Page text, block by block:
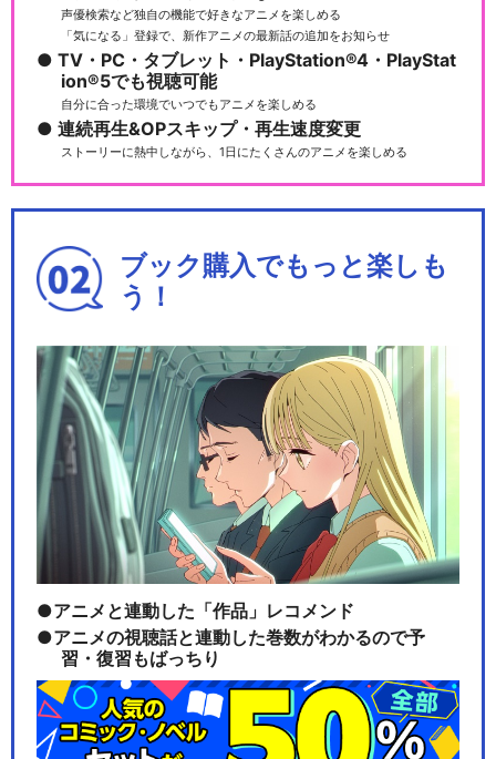
声優検索など独自の機能で好きなアニメを楽しめる
「気になる」登録で、新作アニメの最新話の追加をお知らせ
TV・PC・タブレット・PlayStation®4・PlayStat
ion®5でも視聴可能
自分に合った環境でいつでもアニメを楽しめる
連続再生&OPスキップ・再生速度変更
ストーリーに熱中しながら、1日にたくさんのアニメを楽しめる
ブック購入でもっと楽しも
う！
アニメと連動した「作品」レコメンド
アニメの視聴話と連動した巻数がわかるので予
習・復習もばっちり